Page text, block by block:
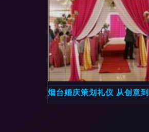
烟台婚庆策划礼仪 从创意